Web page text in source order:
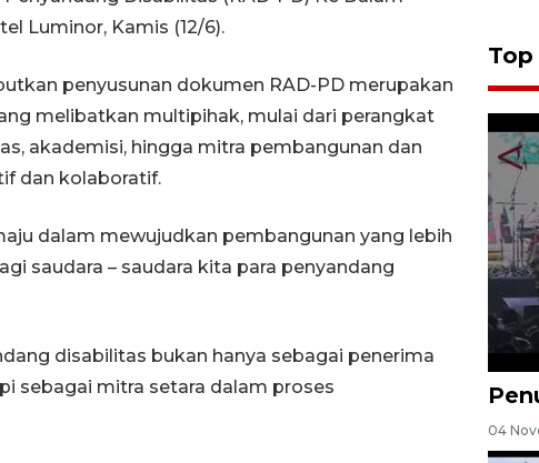
Luminor, Kamis (12/6).
penyusunan dokumen RAD-PD merupakan
melibatkan multipihak, mulai dari perangkat
akademisi, hingga mitra pembangunan dan
dan kolaboratif.
dalam mewujudkan pembangunan yang lebih
saudara – saudara kita para penyandang
disabilitas bukan hanya sebagai penerima
sebagai mitra setara dalam proses
Top
04